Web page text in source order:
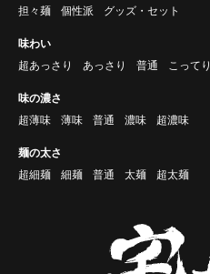
担々麺
個性派 グッズ・セット
味わい
超あっさり
あっさり 普通 こってり
味の濃さ
超薄味
薄味 普通 濃味 超濃味
麺の太さ
超細麺
細麺 普通 太麺 超太麺